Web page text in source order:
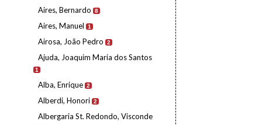
Aires, Bernardo 8
Aires, Manuel 1
Airosa, João Pedro 2
Ajuda, Joaquim Maria dos Santos
1
Alba, Enrique 2
Alberdi, Honori 2
Albergaria St. Redondo, Visconde